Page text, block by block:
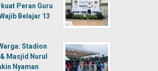
Peran Guru
Belajar 13
Stadion
Masjid Nurul
Nyaman